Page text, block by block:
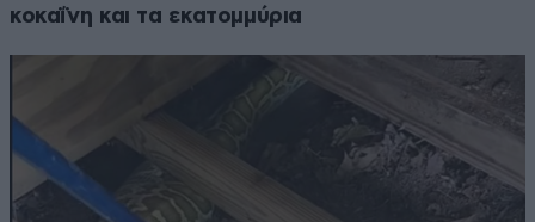
κοκαΐνη και τα εκατομμύρια